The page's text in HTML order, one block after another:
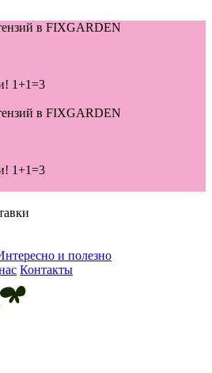
в FIXGARDEN
1+1=3
в FIXGARDEN
1+1=3
и полезно
Контакты